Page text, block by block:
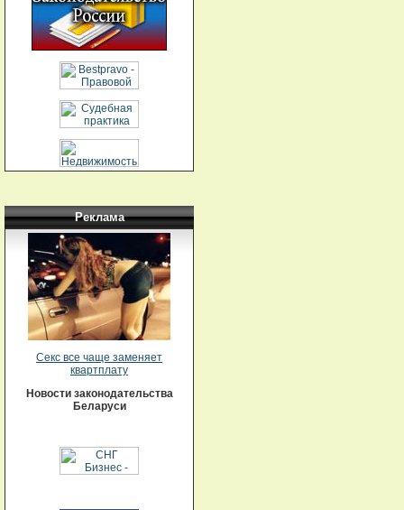
Реклама
Секс все чаще заменяет
квартплату
Новости законодательства
Беларуси